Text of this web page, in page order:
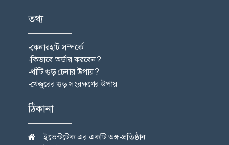
তথ্য
-কেনারহাট সম্পর্কে
-কিভাবে অর্ডার করবেন?
-খাঁটি গুড় চেনার উপায়?
-খেজুরের গুড় সংরক্ষণের উপায়
ঠিকানা
ইভেন্টটেক এর একটি অঙ্গ-প্রতিষ্ঠান